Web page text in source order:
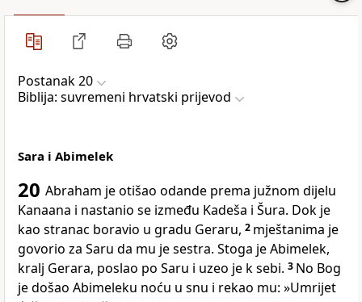
Postanak 20
Biblija: suvremeni hrvatski prijevod
Sara i Abimelek
20 Abraham je otišao odande prema južnom dijelu
Kanaana i nastanio se između Kadeša i Šura. Dok je
kao stranac boravio u gradu Geraru, 2 mještanima je
govorio za Saru da mu je sestra. Stoga je Abimelek,
kralj Gerara, poslao po Saru i uzeo je k sebi. 3 No Bog
je došao Abimeleku noću u snu i rekao mu: »Umrijet